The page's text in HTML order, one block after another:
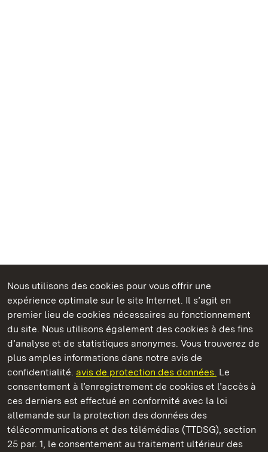
Nous utilisons des cookies pour vous offrir une
expérience optimale sur le site Internet. Il s’agit en
premier lieu de cookies nécessaires au fonctionnement
du site. Nous utilisons également des cookies à des fins
d’analyse et de statistiques anonymes. Vous trouverez de
plus amples informations dans notre avis de
confidentialité. avis de protection des données. Le
consentement à l’enregistrement de cookies et l’accès à
ces derniers est effectué en conformité avec la loi
allemande sur la protection des données des
télécommunications et des télémédias (TTDSG), section
25 par. 1, le consentement au traitement ultérieur des
Châteaux et jardins publics du Bade-Wurtemberg
Château résidentiel de Ludwigsburg
Châteaux et jardins publics du Bade-Wurtemberg
Contact et informationsFAQ et réponsesMentions légales
Protection des données
Explications sur l’accessibilité